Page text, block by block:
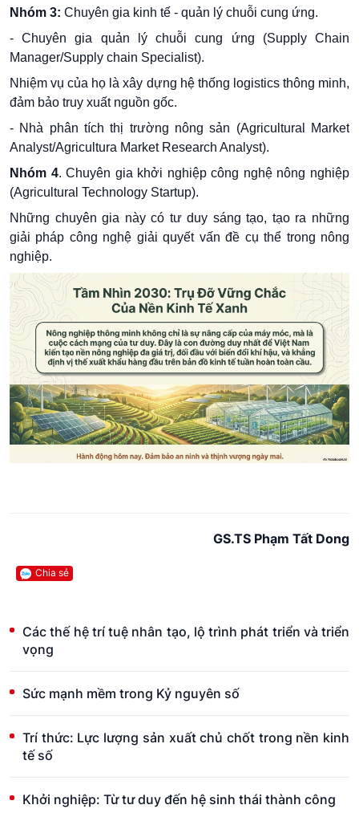
Nhóm 3: Chuyên gia kinh tế - quản lý chuỗi cung ứng.
- Chuyên gia quản lý chuỗi cung ứng (Supply Chain
Manager/Supply chain Specialist).
Nhiệm vụ của họ là xây dựng hệ thống logistics thông minh,
đảm bảo truy xuất nguồn gốc.
- Nhà phân tích thị trường nông sản (Agricultural Market
Analyst/Agricultura Market Research Analyst).
Nhóm 4. Chuyên gia khởi nghiệp công nghệ nông nghiệp
(Agricultural Technology Startup).
Những chuyên gia này có tư duy sáng tạo, tạo ra những
giải pháp công nghệ giải quyết vấn đề cụ thể trong nông
nghiệp.
GS.TS Phạm Tất Dong
Chia sẻ
Các thế hệ trí tuệ nhân tạo, lộ trình phát triển và triển
vọng
Sức mạnh mềm trong Kỷ nguyên số
Trí thức: Lực lượng sản xuất chủ chốt trong nền kinh
tế số
Khởi nghiệp: Từ tư duy đến hệ sinh thái thành công